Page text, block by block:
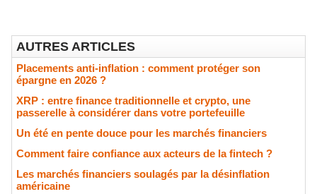
AUTRES ARTICLES
Placements anti-inflation : comment protéger son
épargne en 2026 ?
XRP : entre finance traditionnelle et crypto, une
passerelle à considérer dans votre portefeuille
Un été en pente douce pour les marchés financiers
Comment faire confiance aux acteurs de la fintech ?
Les marchés financiers soulagés par la désinflation
américaine